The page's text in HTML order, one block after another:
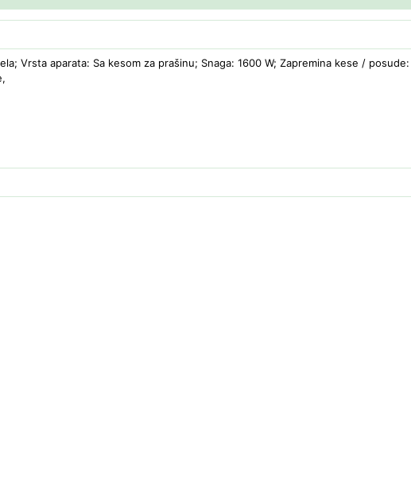
Vrsta aparata: Sa kesom za prašinu; Snaga: 1600 W; Zapremina kese /